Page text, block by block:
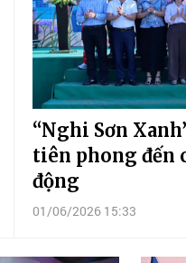
“Nghi Sơn
tiên phong đến
động
01/06/2026 15:33